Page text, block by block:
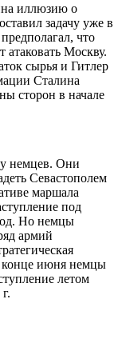
иллюзию о
задачу уже в
что
атаковать Москву.
сырья и Гитлер
Сталина
сторон в начале
немцев. Они
Севастополем
маршала
под
Но немцы
армий
конце июня немцы
летом